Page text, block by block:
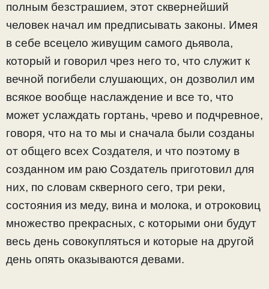
полным безстрашием, этот сквернейший
человек начал им предписывать законы. Имея
в себе всецело живущим самого дьявола,
который и говорил чрез него то, что служит к
вечной погибели слушающих, он дозволил им
всякое вообще наслаждение и все то, что
может услаждать гортань, чрево и подчревное,
говоря, что на то мы и сначала были созданы
от общего всех Создателя, и что поэтому в
созданном им раю Создатель приготовил для
них, по словам скверного сего, три реки,
состояния из меду, вина и молока, и отроковиц
множество прекрасных, с которыми они будут
весь день совокупляться и которые на другой
день опять оказываются девами.